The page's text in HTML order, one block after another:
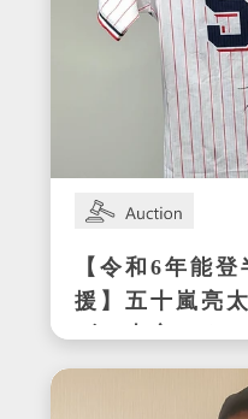
【令和6年能
援】五十嵐亮
ズン東京ヤク
在籍時の着用